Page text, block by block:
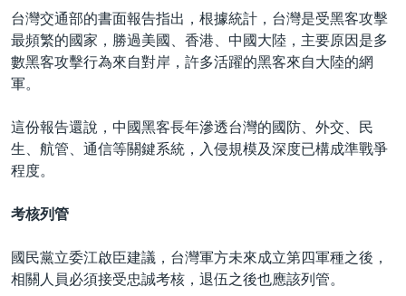
台灣交通部的書面報告指出，根據統計，台灣是受黑客攻擊
最頻繁的國家，勝過美國、香港、中國大陸，主要原因是多
數黑客攻擊行為來自對岸，許多活躍的黑客來自大陸的網
軍。
這份報告還說，中國黑客長年滲透台灣的國防、外交、民
生、航管、通信等關鍵系統，入侵規模及深度已構成準戰爭
程度。
考核列管
國民黨立委江啟臣建議，台灣軍方未來成立第四軍種之後，
相關人員必須接受忠誠考核，退伍之後也應該列管。